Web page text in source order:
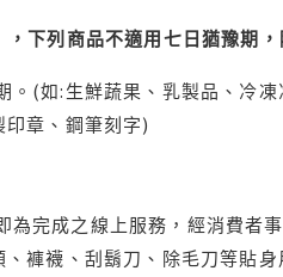
下列商品不適用七日猶豫期
(如:生鮮蔬果、乳製品、冷
章、鋼筆刻字)
完成之線上服務，經消費者
褲襪、刮鬍刀、除毛刀等貼身